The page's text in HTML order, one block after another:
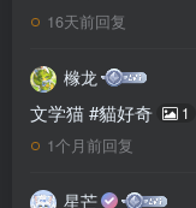
16天前回复
橼龙
文学猫 #貓好奇 1
1个月前回复
星芒